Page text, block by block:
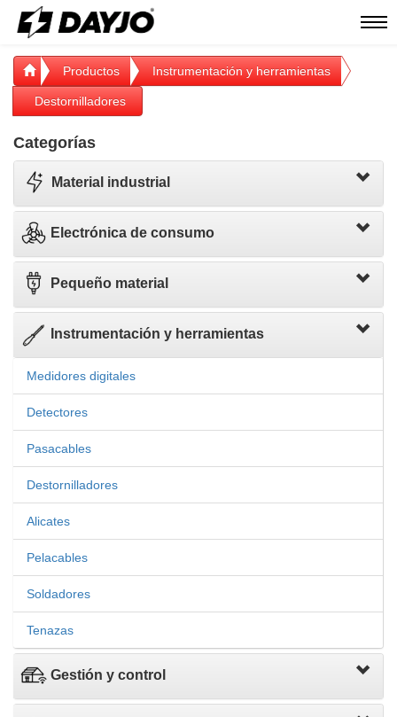
Productos Instrumentación y herramientas
Destornilladores
Categorías
Material industrial
Electrónica de consumo
Pequeño material
Instrumentación y herramientas
Medidores digitales
Detectores
Pasacables
Destornilladores
Alicates
Pelacables
Soldadores
Tenazas
Gestión y control